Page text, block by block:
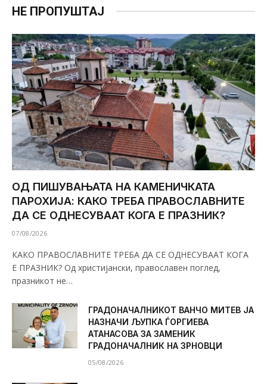
НЕ ПРОПУШТАЈ
ОД ПИШУВАЊАТА НА КАМЕНИЧКАТА
ПАРОХИЈА: КАКО ТРЕБА ПРАВОСЛАВНИТЕ
ДА СЕ ОДНЕСУВААТ КОГА Е ПРАЗНИК?
07/08/2026
КАКО ПРАВОСЛАВНИТЕ ТРЕБА ДА СЕ ОДНЕСУВААТ КОГА
Е ПРАЗНИК? Од христијански, православен поглед,
празникот не…
ГРАДОНАЧАЛНИКОТ ВАНЧО МИТЕВ ЈА
НАЗНАЧИ ЉУПКА ЃОРГИЕВА
АТАНАСОВА ЗА ЗАМЕНИК
ГРАДОНАЧАЛНИК НА ЗРНОВЦИ
05/08/2026